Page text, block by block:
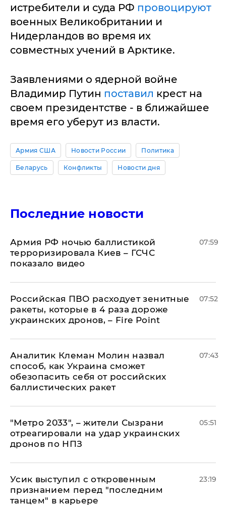
истребители и суда РФ провоцируют
военных Великобритании и
Нидерландов во время их
совместных учений в Арктике.
Заявлениями о ядерной войне
Владимир Путин поставил крест на
своем президентстве - в ближайшее
время его уберут из власти.
Армия США Новости России Политика
Беларусь Конфликты Новости дня
Последние новости
Армия РФ ночью баллистикой
терроризировала Киев – ГСЧС
показало видео
07:59
Российская ПВО расходует зенитные
ракеты, которые в 4 раза дороже
украинских дронов, – Fire Point
07:52
Аналитик Клеман Молин назвал
способ, как Украина сможет
обезопасить себя от российских
баллистических ракет
07:43
"Метро 2033", – жители Сызрани
отреагировали на удар украинских
дронов по НПЗ
05:51
Усик выступил с откровенным
признанием перед "последним
танцем" в карьере
23:19